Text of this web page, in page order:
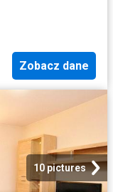
Zobacz dane
10 pictures